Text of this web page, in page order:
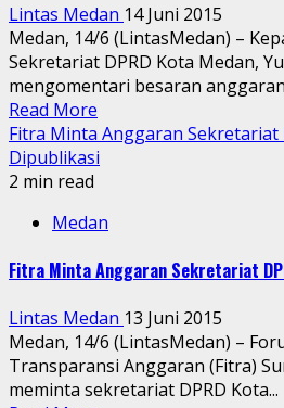
Lintas Medan 14 Juni 2015
Medan, 14/6 (LintasMedan) –
Sekretariat DPRD Kota Medan,
mengomentari besaran
Read More
Fitra Minta Anggaran Sekretariat
Dipublikasi
2 min read
Medan
Fitra Minta Anggaran Sekretariat
Lintas Medan 13 Juni 2015
Medan, 14/6 (LintasMedan) –
Transparansi Anggaran (Fitra)
meminta sekretariat DPRD Kota...